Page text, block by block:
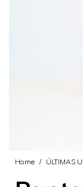
Home / ÚLTIMAS